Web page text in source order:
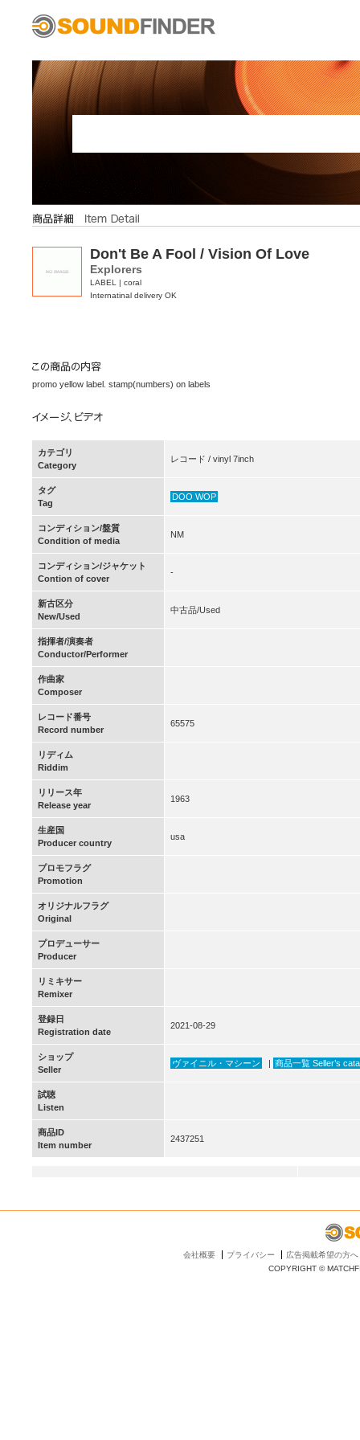
Don't Be A Fool / Vision Of Love
Explorers
LABEL | coral
Internatinal delivery OK
promo yellow label. stamp(numbers) on labels
カテゴリ
Category
レコード / vinyl 7inch
タグ
Tag
DOO WOP
コンディション/盤質
Condition of media
NM
コンディション/ジャケット
Contion of cover
-
新古区分
New/Used
中古品/Used
指揮者/演奏者
Conductor/Performer
作曲家
Composer
レコード番号
Record number
65575
リディム
Riddim
リリース年
Release year
1963
生産国
Producer country
usa
プロモフラグ
Promotion
オリジナルフラグ
Original
プロデューサー
Producer
リミキサー
Remixer
登録日
Registration date
2021-08-29
ショップ
Seller
ヴァイニル・マシーン | 商品一覧 Seller’s
試聴
Listen
商品ID
Item number
2437251
会社概要 プライバシー
広告掲載希望の方へ
COPYRIGHT ©